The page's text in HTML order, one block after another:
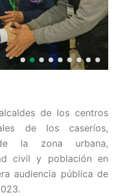
de los centros
de los caseríos,
la zona urbana,
civil y población en
audiencia pública de